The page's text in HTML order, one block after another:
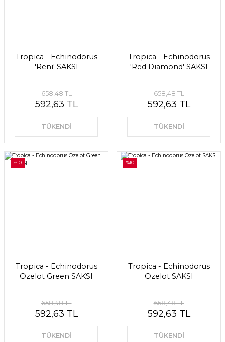
Tropica - Echinodorus
'Reni' SAKSI
658,48 TL
592,63 TL
TÜKENDİ
Tropica - Echinodorus
'Red Diamond' SAKSI
658,48 TL
592,63 TL
TÜKENDİ
%10
Tropica - Echinodorus
Ozelot Green SAKSI
658,48 TL
592,63 TL
TÜKENDİ
%10
Tropica - Echinodorus
Ozelot SAKSI
658,48 TL
592,63 TL
TÜKENDİ